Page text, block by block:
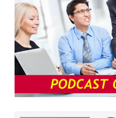
Image